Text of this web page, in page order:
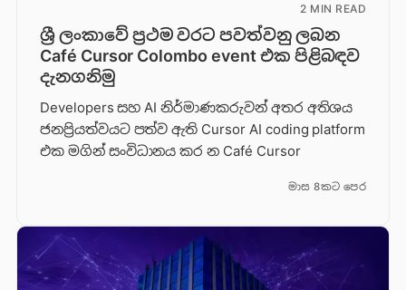
2 MIN READ
ශ්‍රී ලංකාවේ ප්‍රථම වරට පවත්වනු ලබන
Café Cursor Colombo event එක පිළිබඳව
දැනගනිමු
Developers සහ AI නිර්මාණකරුවන් අතර අතිශය
ජනප්‍රියත්වයට පත්ව ඇති Cursor AI coding platform
එක මගින් සංවිධානය කර න Café Cursor
මාස 8කට පෙර